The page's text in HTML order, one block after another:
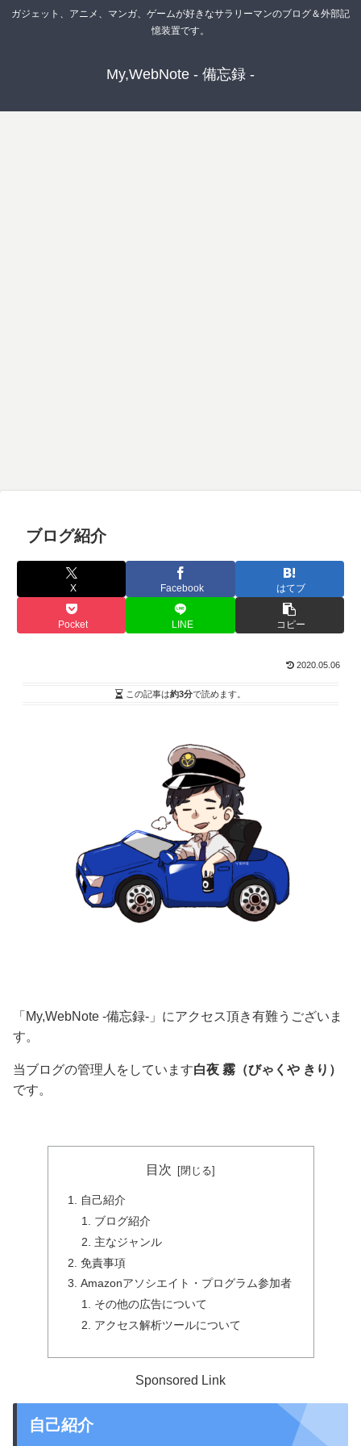
ガジェット、アニメ、マンガ、ゲームが好きなサラリーマンのブログ＆外部記
憶装置です。
My,WebNote - 備忘録 -
ブログ紹介
X Facebook はてブ
Pocket LINE コピー
2020.05.06
この記事は約3分で読めます。
「My,WebNote -備忘録-」にアクセス頂き有難うございま
す。
当ブログの管理人をしています白夜 霧（びゃくや きり）
です。
目次
自己紹介
ブログ紹介
主なジャンル
免責事項
Amazonアソシエイト・プログラム参加者
その他の広告について
アクセス解析ツールについて
Sponsored Link
自己紹介